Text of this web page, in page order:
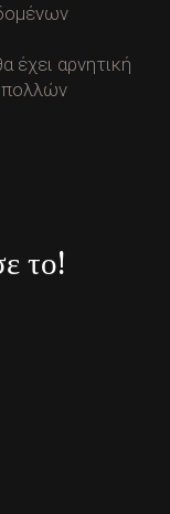
αρνητική
πολλών
το!